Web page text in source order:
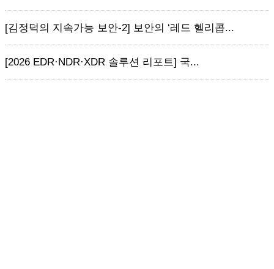
[김정덕의 지속가능 보안-2] 보안의 ‘레드 헬리콥...
[2026 EDR·NDR·XDR 솔루션 리포트] 국...